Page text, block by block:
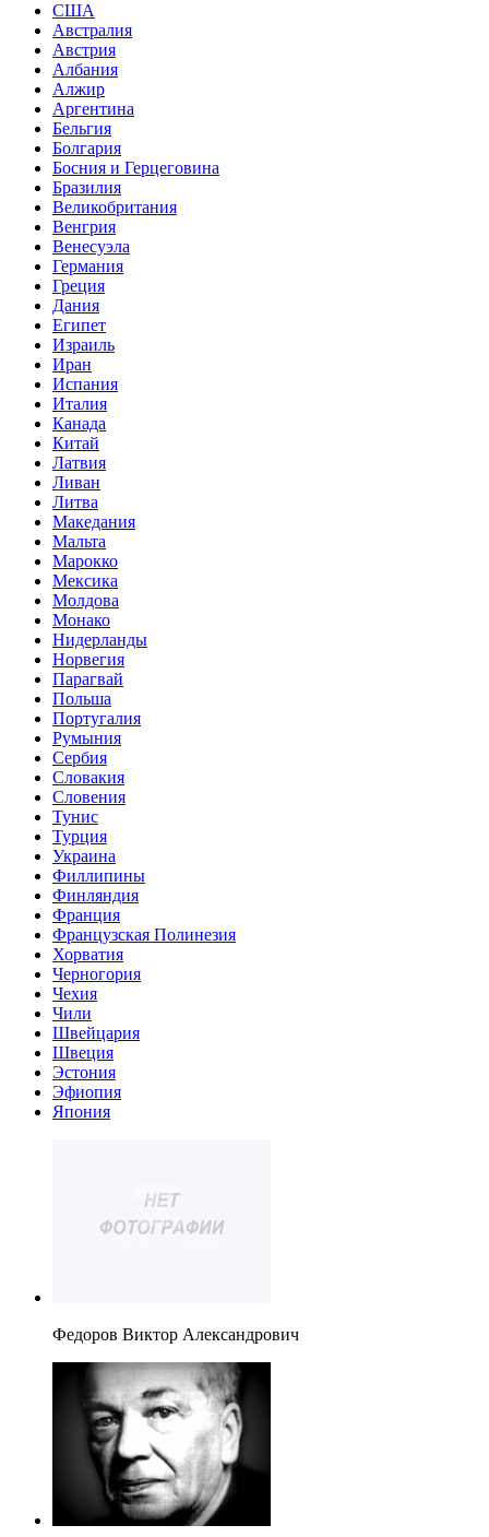
США
Австралия
Австрия
Албания
Алжир
Аргентина
Бельгия
Болгария
Босния и Герцеговина
Бразилия
Великобритания
Венгрия
Венесуэла
Германия
Греция
Дания
Египет
Израиль
Иран
Испания
Италия
Канада
Китай
Латвия
Ливан
Литва
Македания
Мальта
Марокко
Мексика
Молдова
Монако
Нидерланды
Норвегия
Парагвай
Польша
Португалия
Румыния
Сербия
Словакия
Словения
Тунис
Турция
Украина
Филлипины
Финляндия
Франция
Французская Полинезия
Хорватия
Черногория
Чехия
Чили
Швейцария
Швеция
Эстония
Эфиопия
Япония
Федоров Виктор Александрович